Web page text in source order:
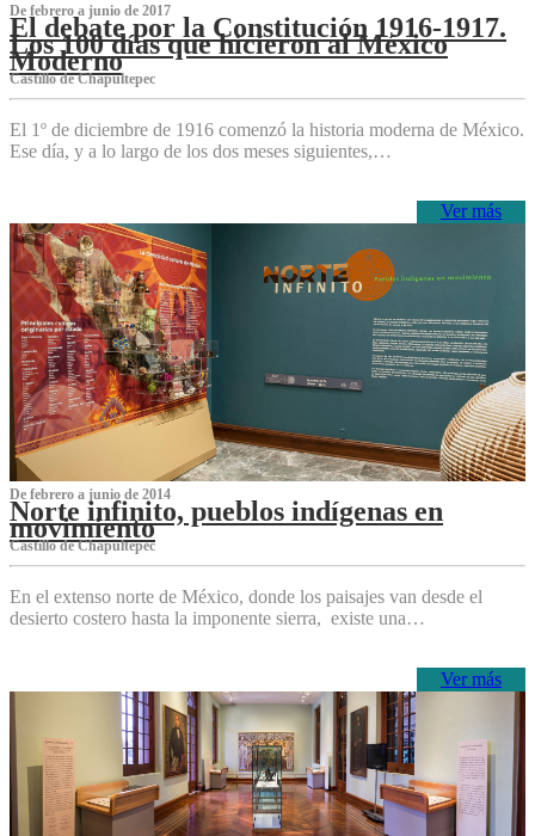
De febrero a junio de 2017
El debate por la Constitución 1916-1917.
Los 100 días que hicieron al México
Moderno
Castillo de Chapultepec
El 1º de diciembre de 1916 comenzó la historia moderna de México.
Ese día, y a lo largo de los dos meses siguientes,…
Ver más
De febrero a junio de 2014
Norte infinito, pueblos indígenas en
movimiento
Castillo de Chapultepec
En el extenso norte de México, donde los paisajes van desde el
desierto costero hasta la imponente sierra, existe una…
Ver más